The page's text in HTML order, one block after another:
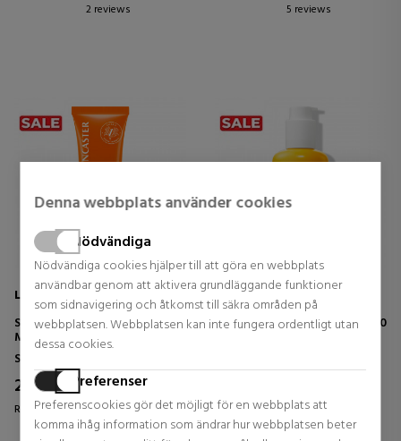
Denna webbplats använder cookies
Nödvändiga
Nödvändiga cookies hjälper till att göra en webbplats
användbar genom att aktivera grundläggande funktioner
som sidnavigering och åtkomst till säkra områden på
webbplatsen. Webbplatsen kan inte fungera ordentligt utan
dessa cookies.
Preferenser
Preferenscookies gör det möjligt för en webbplats att
komma ihåg information som ändrar hur webbplatsen beter
2 reviews
5 reviews
LANCASTER
SUN SENSITIVE OIL-FREE
MILKY FLUID SPF50
Solskyddsmedel för ansiktet
27,46 € 45% DTO.
Regular price 50,18 €
0 reviews
BIOTHERM
WATERLOVER SUN MILK SPF30
Regular price 44,00 €
1 reviews